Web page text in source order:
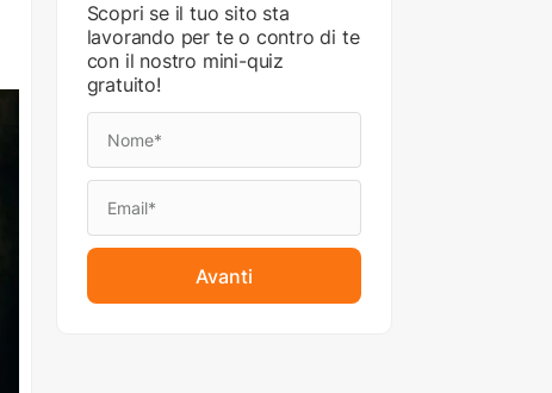
Scopri se il tuo sito sta
lavorando per te o contro di te
con il nostro mini-quiz
gratuito!
Avanti